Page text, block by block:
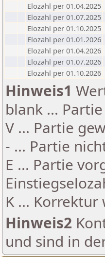
Elozahl per 01.04.2025
Elozahl per 01.07.2025
Elozahl per 01.10.2025
Elozahl per 01.01.2026
Elozahl per 01.04.2026
Elozahl per 01.07.2026
Elozahl per 01.10.2026
Hinweis1
blank ...
V ... Partie
- ... Partie
E ... Partie
K ...
Hinweis2
und sind in